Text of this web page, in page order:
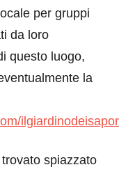
per gruppi
da loro
questo luogo,
la
spiazzato